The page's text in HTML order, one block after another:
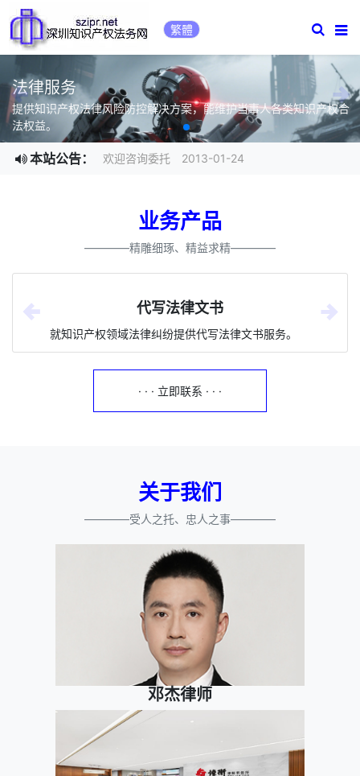
繁體
法律服务
提供知识产权法律风险防控解决方案，能维护当事人各类知识产权合
法权益。
本站公告： 欢迎咨询委托 2013-01-24
业务产品
————精雕细琢、精益求精————
代写法律文书
就知识产权领域法律纠纷提供代写法律文书服务。
· · · 立即联系 · · ·
关于我们
————受人之托、忠人之事————
邓杰律师